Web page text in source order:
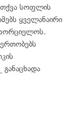
სოფლის
ყველანაირი
განაცხადა